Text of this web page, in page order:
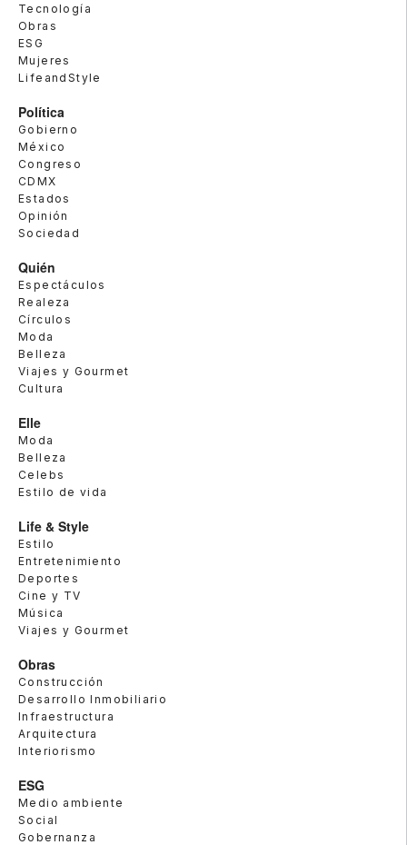
Tecnología
Obras
ESG
Mujeres
LifeandStyle
Política
Gobierno
México
Congreso
CDMX
Estados
Opinión
Sociedad
Quién
Espectáculos
Realeza
Círculos
Moda
Belleza
Viajes y Gourmet
Cultura
Elle
Moda
Belleza
Celebs
Estilo de vida
Life & Style
Estilo
Entretenimiento
Deportes
Cine y TV
Música
Viajes y Gourmet
Obras
Construcción
Desarrollo Inmobiliario
Infraestructura
Arquitectura
Interiorismo
ESG
Medio ambiente
Social
Gobernanza